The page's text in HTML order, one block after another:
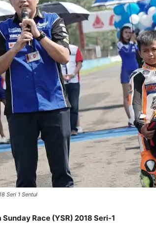
Seri 1 Sentul
Sunday Race (YSR) 2018 Seri-1